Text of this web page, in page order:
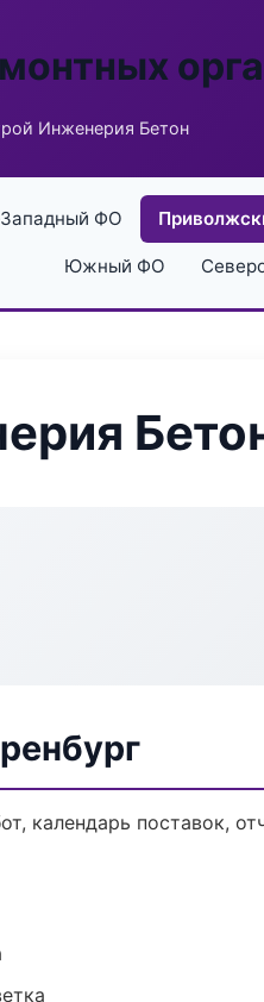
Инженерия Бетон
ФО
Южный ФО
календарь поставок,